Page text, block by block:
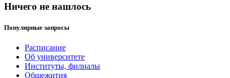
Ничего не нашлось
Популярные запросы
Расписание
Об университете
Институты, филиалы
Общежития